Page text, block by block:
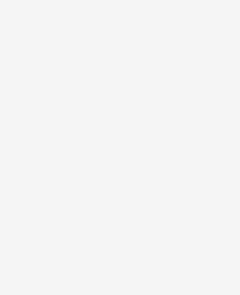
verwijzen
zindelijkheidsproblematiek